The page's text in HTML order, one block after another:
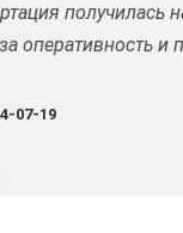
получилась
оперативность
07-19